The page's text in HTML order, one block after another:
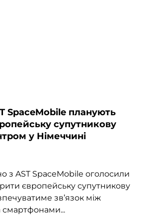
SpaceMobile планують
супутникову
у Німеччині
з AST SpaceMobile оголосили
європейську супутникову
зв’язок між
смартфонами...